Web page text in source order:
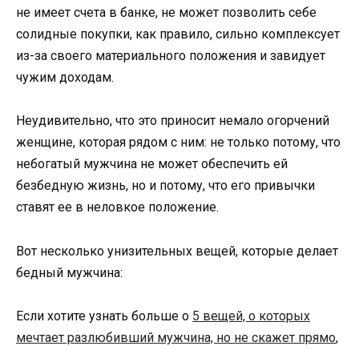
не имеет счета в банке, не может позволить себе
солидные покупки, как правило, сильно комплексует
из-за своего материального положения и завидует
чужим доходам.
Неудивительно, что это приносит немало огорчений
женщине, которая рядом с ним: не только потому, что
небогатый мужчина не может обеспечить ей
безбедную жизнь, но и потому, что его привычки
ставят ее в неловкое положение.
Вот несколько унизительных вещей, которые делает
бедный мужчина:
Если хотите узнать больше о 5 вещей, о которых
мечтает разлюбивший мужчина, но не скажет прямо,